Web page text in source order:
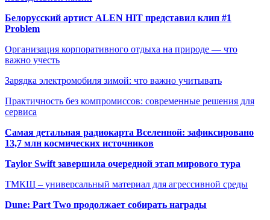
Белорусский артист ALEN HIT представил клип #1
Problem
Организация корпоративного отдыха на природе — что
важно учесть
Зарядка электромобиля зимой: что важно учитывать
Практичность без компромиссов: современные решения для
сервиса
Самая детальная радиокарта Вселенной: зафиксировано
13,7 млн космических источников
Taylor Swift завершила очередной этап мирового тура
ТМКЩ – универсальный материал для агрессивной среды
Dune: Part Two продолжает собирать награды